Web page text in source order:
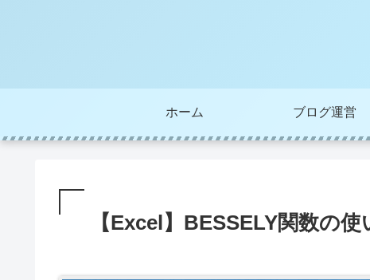
ホーム ブログ運営
【Excel】BESSELY関数の使